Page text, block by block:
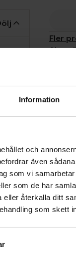
Information
och
även
som vi
som de har
återkalla ditt
som skett
Fler
för